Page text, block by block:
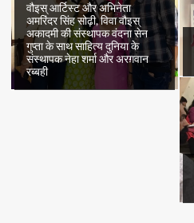
वौइस् आर्टिस्ट और अभिनेता
अमरिंदर सिंह सोढ़ी, विवा वौइस्
अकादमी की संस्थापक वंदना सेन
गुप्ता के साथ साहित्य दुनिया के
संस्थापक नेहा शर्मा और अरग़वान
रब्बही